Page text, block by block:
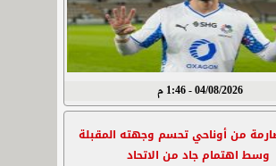
04/08/2026 - 1:46 م
من أوناحي تحسم وجهته المقبلة
وسط اهتمام جاد من الاتحاد